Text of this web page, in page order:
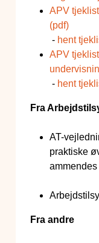
APV
(pdf)
- hent
APV
- hent
Fra
AT-
praktiske
Fra andre